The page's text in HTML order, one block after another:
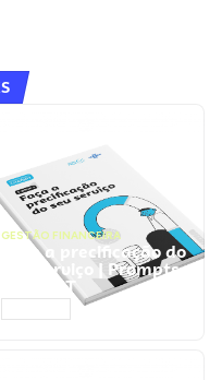
GESTÃO FINANCEIRA
Faça a precificação do
seu serviço | Prompts
ChatGPT